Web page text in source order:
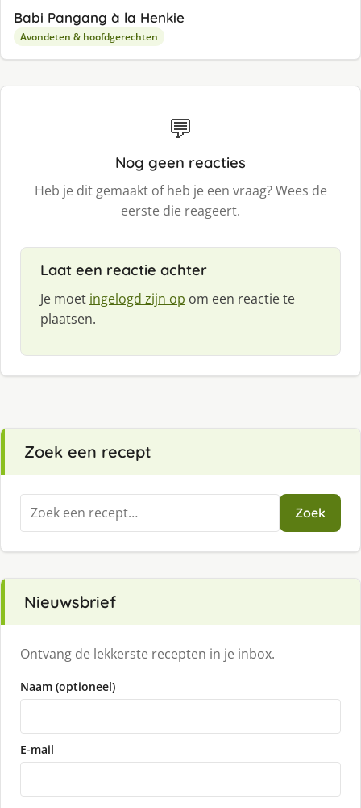
Babi Pangang à la Henkie
Avondeten & hoofdgerechten
💬
Nog geen reacties
Heb je dit gemaakt of heb je een vraag? Wees de
eerste die reageert.
Laat een reactie achter
Je moet ingelogd zijn op om een reactie te
plaatsen.
Zoek een recept
Zoeken
naar:
Zoek
Nieuwsbrief
Ontvang de lekkerste recepten in je inbox.
Naam (optioneel)
E-mail